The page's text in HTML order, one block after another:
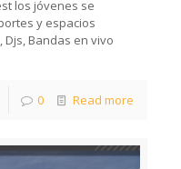
los jóvenes se
y espacios
Bandas en vivo
0 Read more